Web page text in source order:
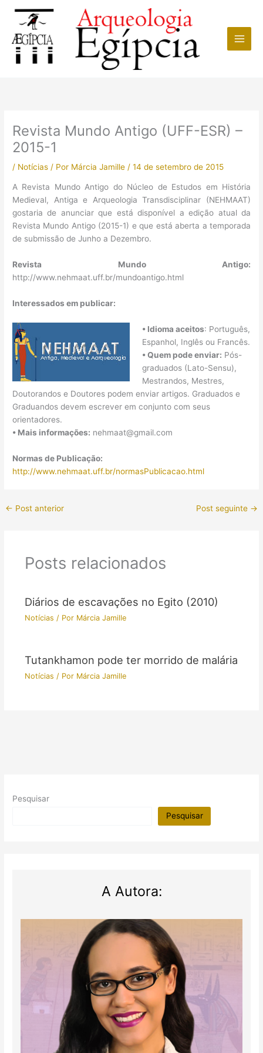
conteúdo
Revista Mundo Antigo (UFF-ESR) –
2015-1
/ Notícias / Por Márcia Jamille /14 de setembro de 2015
A Revista Mundo Antigo do Núcleo de Estudos em História
Medieval, Antiga e Arqueologia Transdisciplinar (NEHMAAT)
gostaria de anunciar que está disponível a edição atual da
Revista Mundo Antigo (2015-1) e que está aberta a temporada
de submissão de Junho a Dezembro.
Revista Mundo Antigo:
http://www.nehmaat.uff.br/mundoantigo.html
Interessados em publicar:
• Idioma aceitos: Português,
Espanhol, Inglês ou Francês.
• Quem pode enviar: Pós-
graduados (Lato-Sensu),
Mestrandos, Mestres,
Doutorandos e Doutores podem enviar artigos. Graduados e
Graduandos devem escrever em conjunto com seus
orientadores.
• Mais informações: nehmaat@gmail.com
Normas de Publicação:
http://www.nehmaat.uff.br/normasPublicacao.html
← Post anterior Post seguinte →
Posts relacionados
Diários de escavações no Egito (2010)
Notícias / Por Márcia Jamille
Tutankhamon pode ter morrido de malária
Notícias / Por Márcia Jamille
Pesquisar
Pesquisar
A Autora: